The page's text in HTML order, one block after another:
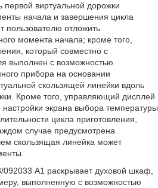
первой виртуальной дорожки
начала и завершения цикла
пользователю отложить
момента начала; кроме того,
который совместно с
выполнен с возможностью
прибора на основании
скользящей линейки вдоль
Кроме того, управляющий дисплей
экрана выбора температуры
цикла приготовления,
случае предусмотрена
скользящая линейка может
092033 А1 раскрывает духовой шкаф,
выполненную с возможностью